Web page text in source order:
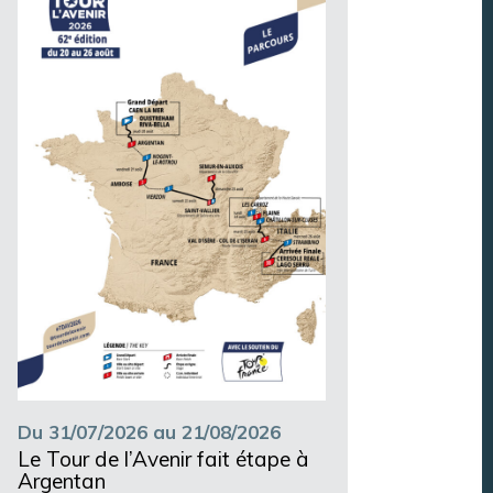
Du 31/07/2026 au 21/08/2026
Le Tour de l’Avenir fait étape à
Argentan